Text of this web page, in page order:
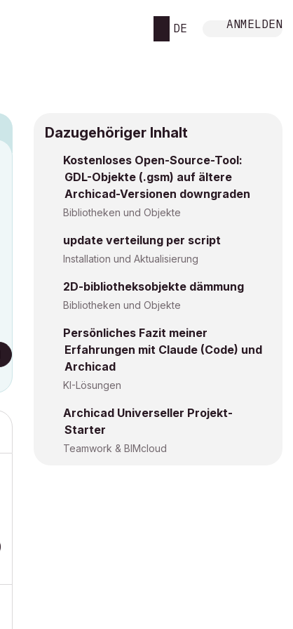
DE ANMELDEN
Dazugehöriger Inhalt
Kostenloses Open-Source-Tool:
GDL-Objekte (.gsm) auf ältere
Archicad-Versionen downgraden
Bibliotheken und Objekte
update verteilung per script
Installation und Aktualisierung
2D-bibliotheksobjekte dämmung
Bibliotheken und Objekte
Persönliches Fazit meiner
Erfahrungen mit Claude (Code) und
Archicad
KI-Lösungen
Archicad Universeller Projekt-
Starter
Teamwork & BIMcloud